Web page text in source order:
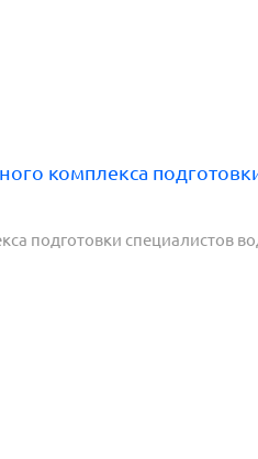
комплекса
подготовки специалистов